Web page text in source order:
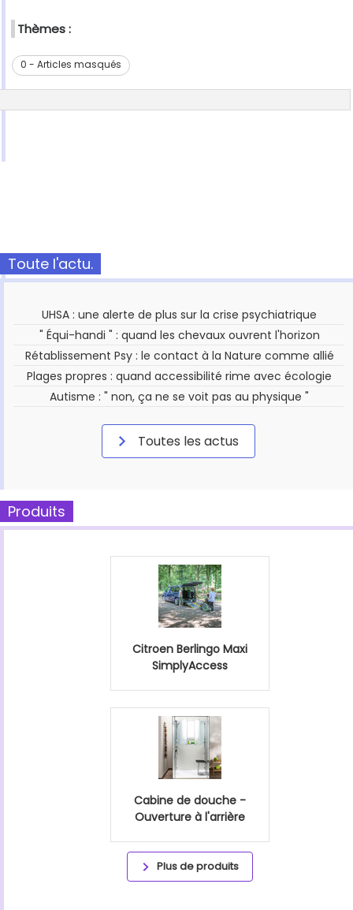
Thèmes :
0 - Articles masqués
Toute l'actu.
UHSA : une alerte de plus sur la crise psychiatrique
" Équi-handi " : quand les chevaux ouvrent l'horizon
Rétablissement Psy : le contact à la Nature comme allié
Plages propres : quand accessibilité rime avec écologie
Autisme : " non, ça ne se voit pas au physique "
Toutes les actus
Produits
Citroen Berlingo Maxi
SimplyAccess
Cabine de douche -
Ouverture à l'arrière
Plus de produits